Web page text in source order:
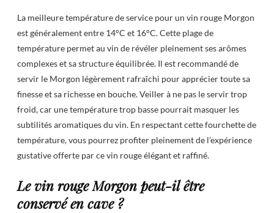
La meilleure température de service pour un vin rouge Morgon
est généralement entre 14°C et 16°C. Cette plage de
température permet au vin de révéler pleinement ses arômes
complexes et sa structure équilibrée. Il est recommandé de
servir le Morgon légèrement rafraîchi pour apprécier toute sa
finesse et sa richesse en bouche. Veiller à ne pas le servir trop
froid, car une température trop basse pourrait masquer les
subtilités aromatiques du vin. En respectant cette fourchette de
température, vous pourrez profiter pleinement de l’expérience
gustative offerte par ce vin rouge élégant et raffiné.
Le vin rouge Morgon peut-il être
conservé en cave ?